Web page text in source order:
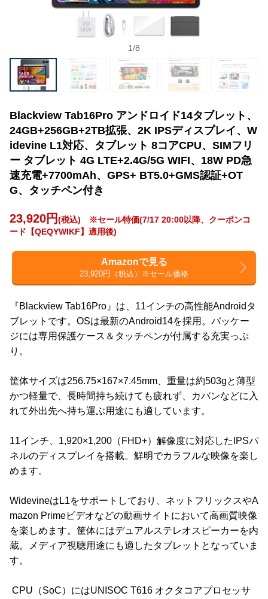
1/8
Blackview Tab16Pro アンドロイド14タブレット、
24GB+256GB+2TB拡張、2K IPSディスプレイ、W
idevine L1対応、タブレット 8コアCPU、SIMフリ
ー タブレット 4G LTE+2.4G/5G WIFI、18W PD急
速充電+7700mAh、GPS+ BT5.0+GMS認証+OT
G、タッチペン付き
23,920円(税込) ※セール特価(7/17 20:00以降、クーポンコ
ード【QEQYWIKF】適用後)
Amazonで見る
23,920円（税込）※セール価格
『Blackview Tab16Pro』は、11インチの高性能Androidタ
ブレットです。OSは最新のAndroid14を採用。パッケー
ジには専用保護ケース＆タッチペンが付属する充実っぷ
り。
筐体サイズは256.75×167×7.45mm、重量は約503gと薄型
かつ軽量で、長時間持ち続けても疲れず、カバンなどに入
れて外出先へ持ち運ぶ用途にも適しています。
11インチ、1,920×1,200（FHD+）解像度に対応したIPSパ
ネルのディスプレイを搭載。鮮明でカラフルな映像を楽し
めます。
WidevineはL1をサポートしており、ネットフリックスやA
mazon Primeビデオなどの動画サイトにおいて高画質映像
を楽しめます。筐体にはデュアルステレオスピーカーを内
蔵。メディア視聴用途にも適したタブレットとなっていま
す。
CPU（SoC）にはUNISOC T616 オクタコアプロセッサ